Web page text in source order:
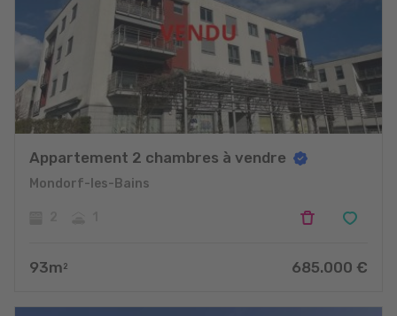
Appartement 2 chambres à vendre
Mondorf-les-Bains
93m 2 685.000 €